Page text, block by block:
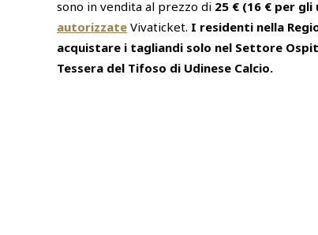
sono in vendita al prezzo di 25 € (16 € per gli
autorizzate Vivaticket. I residenti nella
acquistare i tagliandi solo nel Settore
Tessera del Tifoso di Udinese Calcio.